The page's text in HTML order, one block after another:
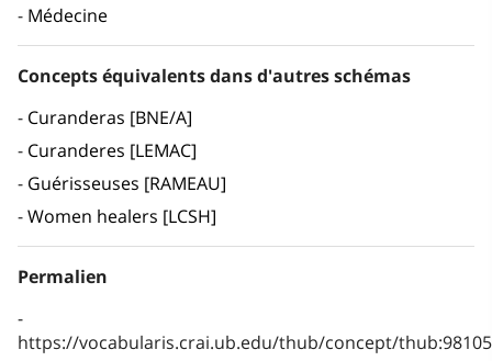
Médecine
Concepts équivalents dans d'autres schémas
Curanderas [BNE/A]
Curanderes [LEMAC]
Guérisseuses [RAMEAU]
Women healers [LCSH]
Permalien
https://vocabularis.crai.ub.edu/thub/concept/